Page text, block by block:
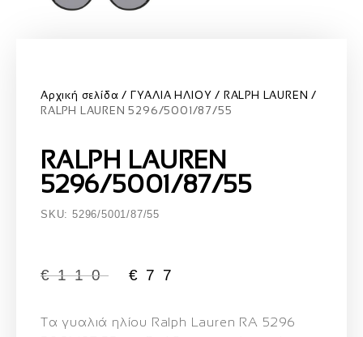
Αρχική σελίδα ΓΥΑΛΙΑ ΗΛΙΟΥ
RALPH LAUREN
RALPH LAUREN 5296/5001/87/55
RALPH LAUREN
5296/5001/87/55
SKU: 5296/5001/87/55
€110 € 77
Τα γυαλιά ηλίου Ralph Lauren RA 5296